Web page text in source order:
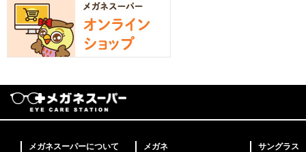
メガネスーパーについて メガネ サングラス